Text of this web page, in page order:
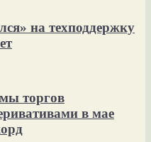
на техподдержку
торгов
в мае